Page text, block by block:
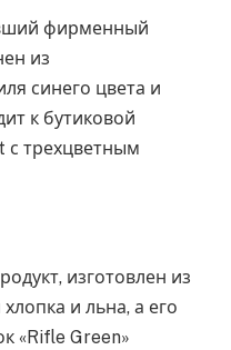
фирменный
из
синего цвета и
к бутиковой
с трехцветным
изготовлен из
и льна, а его
«Rifle Green»